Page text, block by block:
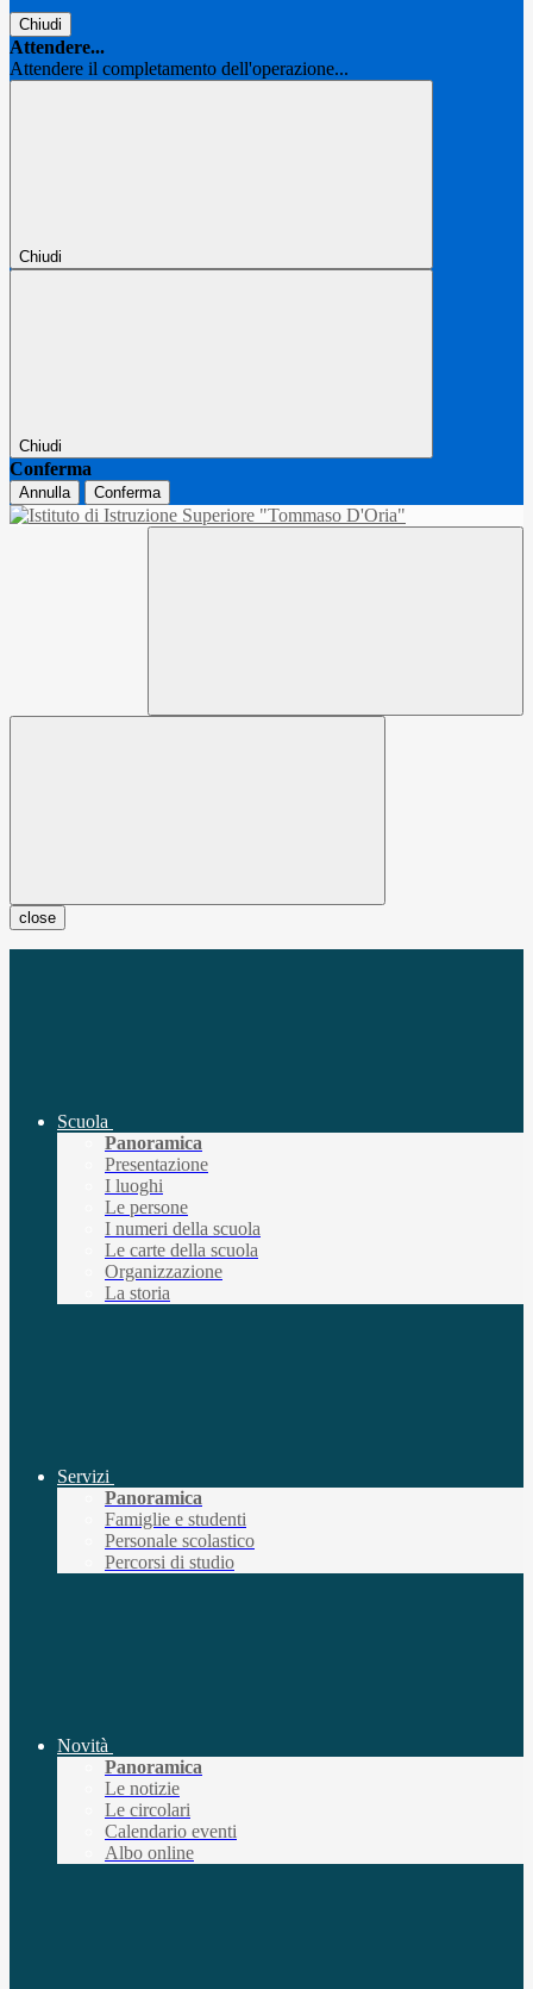
Chiudi
Attendere...
Attendere il completamento dell'operazione...
Chiudi
Chiudi
Conferma
Annulla Conferma
close
Scuola
Panoramica
Presentazione
I luoghi
Le persone
I numeri della scuola
Le carte della scuola
Organizzazione
La storia
Servizi
Panoramica
Famiglie e studenti
Personale scolastico
Percorsi di studio
Novità
Panoramica
Le notizie
Le circolari
Calendario eventi
Albo online